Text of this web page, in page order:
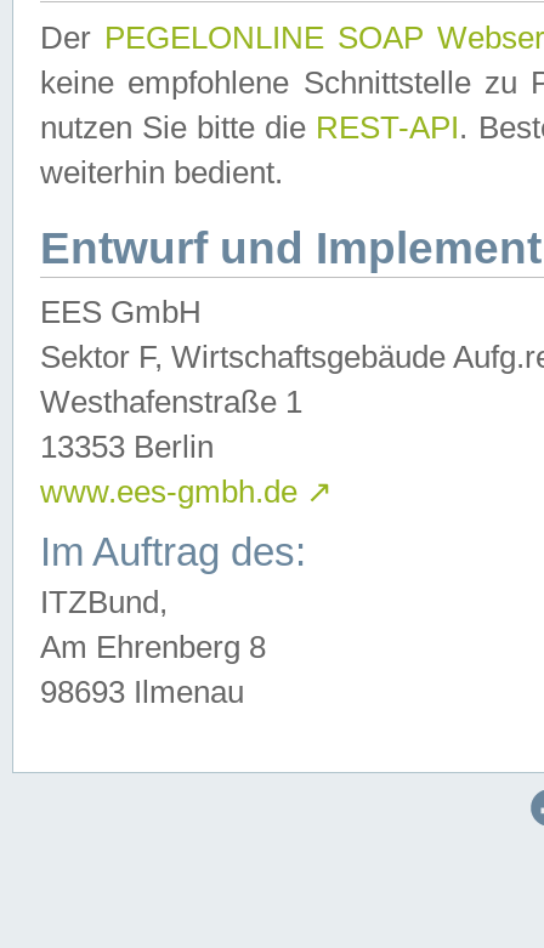
Der PEGELONLINE SOAP
keine empfohlene Schnittstelle zu
nutzen Sie bitte die REST-API.
weiterhin bedient.
Entwurf und
EES GmbH
Sektor F, Wirtschaftsgebäude
Westhafenstraße 1
13353 Berlin
www.ees-gmbh.de ↗
Im Auftrag des:
ITZBund,
Am Ehrenberg 8
98693 Ilmenau